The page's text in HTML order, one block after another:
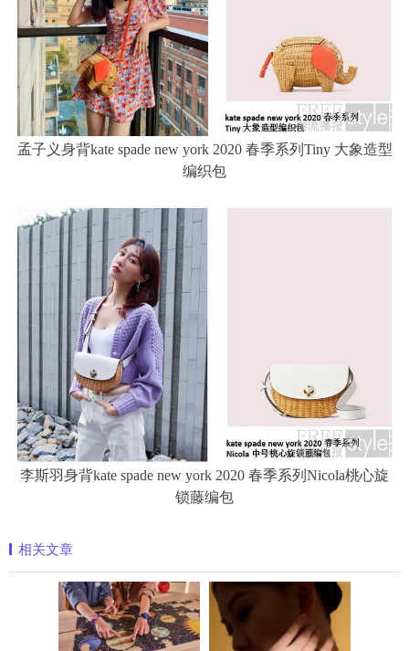
孟子义身背kate spade new york 2020 春季系列Tiny 大象造型
编织包
李斯羽身背kate spade new york 2020 春季系列Nicola桃心旋
锁藤编包
相关文章